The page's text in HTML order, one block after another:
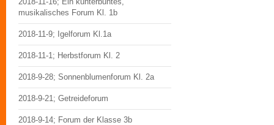
musikalisches Forum Kl. 1b
2018-11-9; Igelforum Kl.1a
2018-11-1; Herbstforum Kl. 2
2018-9-28; Sonnenblumenforum Kl. 2a
2018-9-21; Getreideforum
2018-9-14; Forum der Klasse 3b